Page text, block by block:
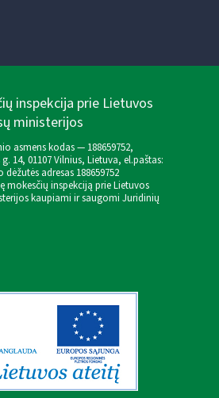
inspekcija prie Lietuvos
ministerijos
asmens kodas — 188659752,
14, 01107 Vilnius, Lietuva, el.paštas:
adresas 188659752
mokesčių inspekciją prie Lietuvos
kaupiami ir saugomi Juridinių